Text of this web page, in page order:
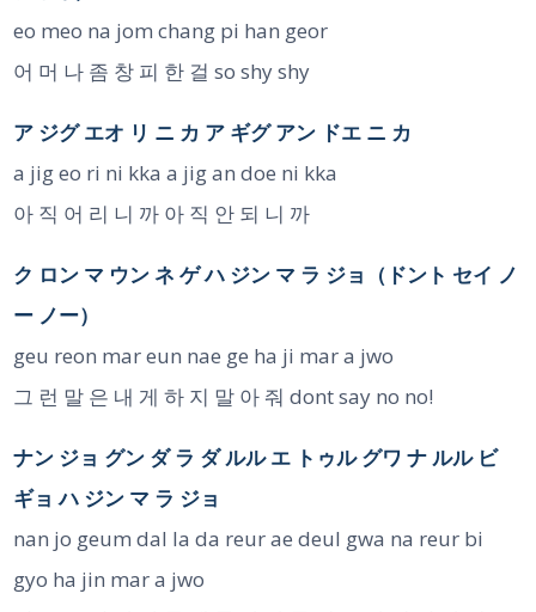
eo meo na jom chang pi han geor
어 머 나 좀 창 피 한 걸 so shy shy
ア ジグ エオ リ ニ カ ア ギグ アン ドエ ニ カ
a jig eo ri ni kka a jig an doe ni kka
아 직 어 리 니 까 아 직 안 되 니 까
ク ロン マ ウン ネ ゲ ハ ジン マ ラ ジョ（ドント セイ ノ
ー ノー）
geu reon mar eun nae ge ha ji mar a jwo
그 런 말 은 내 게 하 지 말 아 줘 dont say no no!
ナン ジョ グン ダ ラ ダ ルル エ トゥル グワ ナ ルル ビ
ギョ ハ ジン マ ラ ジョ
nan jo geum dal la da reur ae deul gwa na reur bi
gyo ha jin mar a jwo